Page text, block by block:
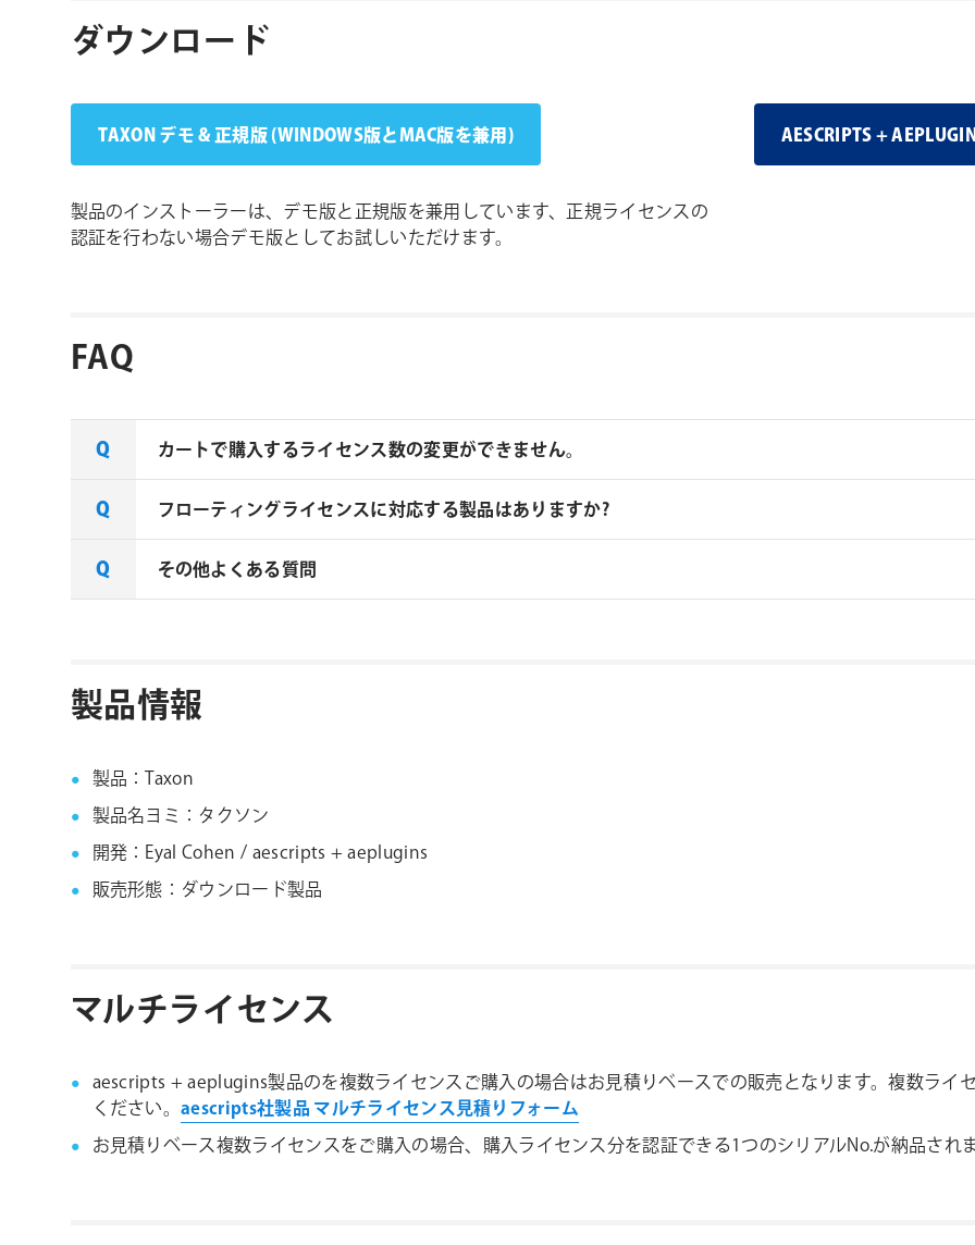
ダウンロード
TAXON デモ & 正規版 (WINDOWS版とMAC版を兼用)
製品のインストーラーは、デモ版と正規版を兼用しています、正規ライセンスの
認証を行わない場合デモ版としてお試しいただけます。
AESCRIPTS +
FAQ
カートで購入するライセンス数の変更ができません。
aescripts + aeplugins製品のを複数ライセンスご購入の場合はお見積りベースでの販売となります。複
合は、下記リンクよりお問い合わせください。
aescripts社製品 マルチライセンス見積りフォーム
フローティングライセンスに対応する製品はありますか?
一部製品でフローティングライセンスの取扱いがあります、フローティングライセンス対応製品につき
ご確認ください。なお、下記リンクにない製品につきましては、ノードロックライセンスのみの提供
その他よくある質問
製品情報
製品：Taxon
製品名ヨミ：タクソン
開発：Eyal Cohen / aescripts + aeplugins
販売形態：ダウンロード製品
マルチライセンス
aescripts + aeplugins製品のを複数ライセンスご購入の場合はお見積りベースでの販売となります。複数ライ
ください。aescripts社製品 マルチライセンス見積りフォーム
お見積りベース複数ライセンスをご購入の場合、購入ライセンス分を認証できる1つのシリアルNo.が納品されま